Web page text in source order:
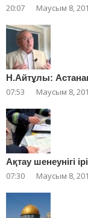
20:07 Маусым 8,
Н.Айтұлы:
07:53 Маусым 8,
Ақтау шенеунігі
07:30 Маусым 8,